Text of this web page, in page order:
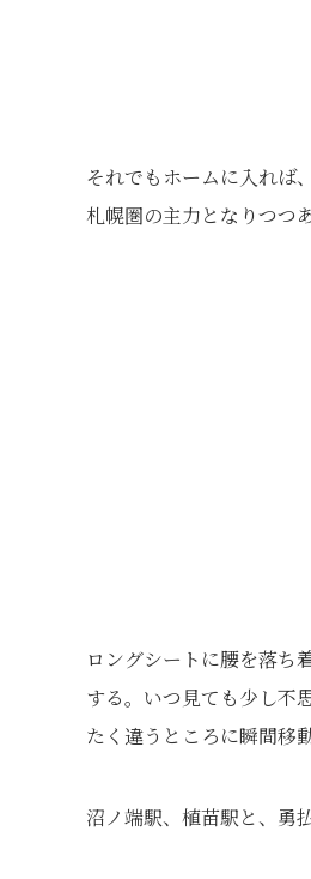
それでもホームに入れば
札幌圏の主力となりつつ
ロングシートに腰を落ち
する。いつ見ても少し不
たく違うところに瞬間移
沼ノ端駅、植苗駅と、勇